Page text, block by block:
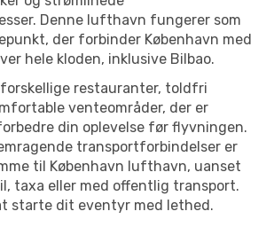
Denne lufthavn fungerer som
der forbinder København med
hele kloden, inklusive Bilbao.
restauranter, toldfri
venteområder, der er
din oplevelse før flyvningen.
transportforbindelser er
til København lufthavn, uanset
taxa eller med offentlig transport.
starte dit eventyr med lethed.